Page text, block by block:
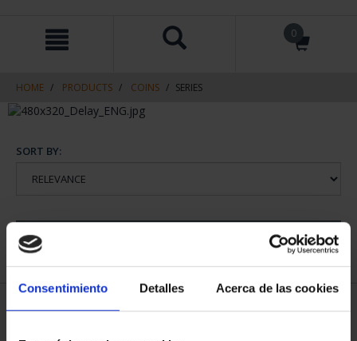
Consentimiento Detalles Acerca de las cookies
navigation
0
HOME PRODUCTS COINS SERIES
SORT BY:
1 Products found